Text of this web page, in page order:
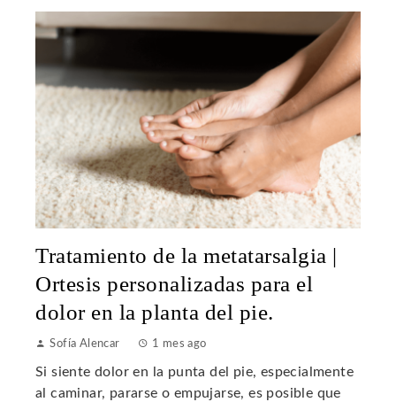
Tratamiento de la metatarsalgia |
Ortesis personalizadas para el
dolor en la planta del pie.
Sofía Alencar 1 mes ago
Si siente dolor en la punta del pie, especialmente
al caminar, pararse o empujarse, es posible que